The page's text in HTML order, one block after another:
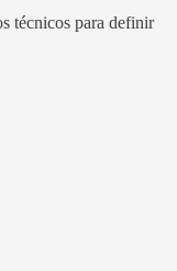
técnicos para definir